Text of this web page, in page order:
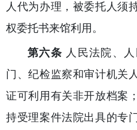
人代为办理，被委托人须
权委托书来馆利用。
第六条 人民法院、
门、纪检监察和审计机关
证可利用有关非开放档案
持受理案件法院出具的专